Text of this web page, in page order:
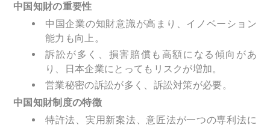
中国知財の重要性
中国企業の知財意識が高まり、イノベーション
能力も向上。
訴訟が多く、損害賠償も高額になる傾向があ
り、日本企業にとってもリスクが増加。
営業秘密の訴訟が多く、訴訟対策が必要。
中国知財制度の特徴
特許法、実用新案法、意匠法が一つの専利法に